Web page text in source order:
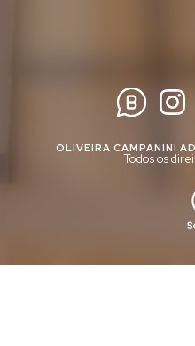
OLIVEIRA CAMPANINI
Todos os